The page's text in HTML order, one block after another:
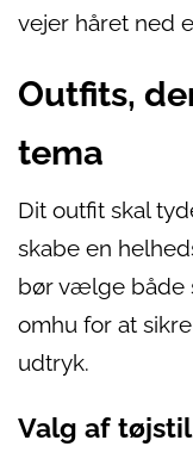
vejer håret ned
Outfits,
tema
Dit outfit skal
skabe en
bør vælge både
omhu for at
udtryk.
Valg af